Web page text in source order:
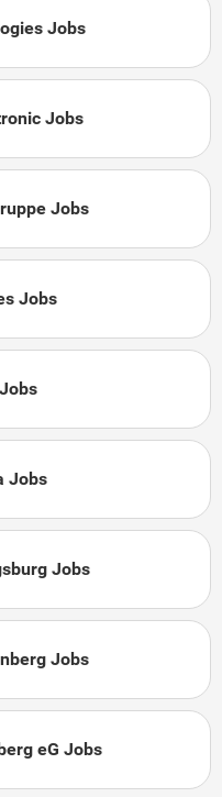
Jobs
Jobs
Jobs
Jobs
Jobs
Jobs
Jobs
eG Jobs